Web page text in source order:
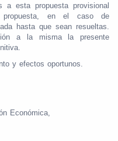
a esta propuesta provisional
propuesta, en el caso de
hasta que sean resueltas.
a la misma la presente
y efectos oportunos.
Económica,